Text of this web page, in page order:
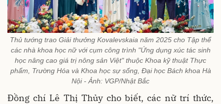
Thủ tướng trao Giải thưởng Kovalevskaia năm 2025 cho Tập thể
các nhà khoa học nữ với cụm công trình "Ứng dụng xúc tác sinh
học nâng cao giá trị nông sản Việt" thuộc Khoa kỹ thuật Thực
phẩm, Trường Hóa và Khoa học sự sống, Đại học Bách khoa Hà
Nội - Ảnh: VGP/Nhật Bắc
Đồng chí Lê Thị Thủy cho biết, các nữ trí thức,